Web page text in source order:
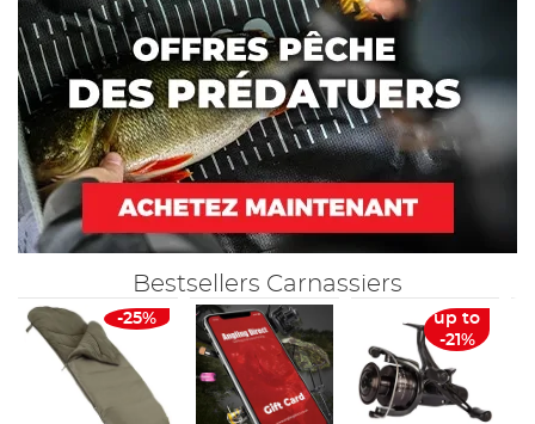
Bestsellers Carnassiers
-25%
up to
-21%